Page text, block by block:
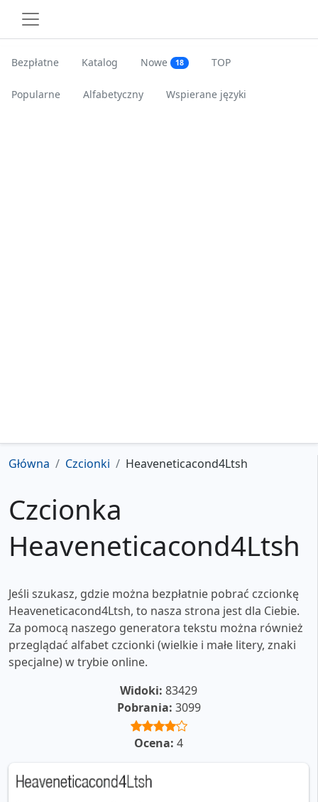
Bezpłatne Katalog Nowe 18 TOP
Popularne Alfabetyczny Wspierane języki
Główna Czcionki Heaveneticacond4Ltsh
Czcionka
Heaveneticacond4Ltsh
Jeśli szukasz, gdzie można bezpłatnie pobrać czcionkę
Heaveneticacond4Ltsh, to nasza strona jest dla Ciebie.
Za pomocą naszego generatora tekstu można również
przeglądać alfabet czcionki (wielkie i małe litery, znaki
specjalne) w trybie online.
Widoki: 83429
Pobrania: 3099
Ocena: 4